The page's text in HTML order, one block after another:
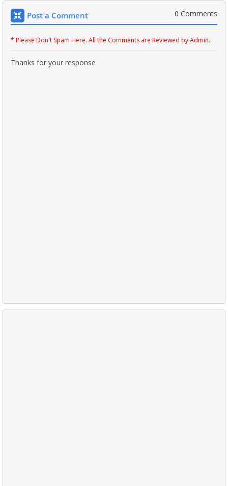
Post a Comment 0 Comments
* Please Don't Spam Here. All the Comments are Reviewed by Admin.
Thanks for your response